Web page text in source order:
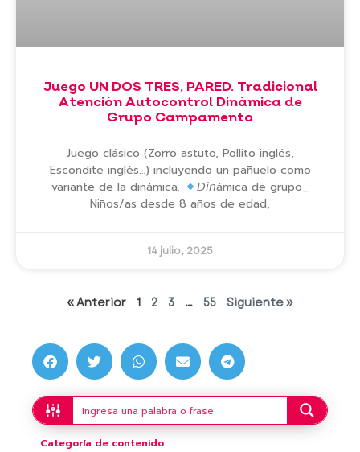
Juego UN DOS TRES, PARED. Tradicional
Atención Autocontrol Dinámica de
Grupo Campamento
Juego clásico (Zorro astuto, Pollito inglés,
Escondite inglés…) incluyendo un pañuelo como
variante de la dinámica.
𝘋𝘪𝘯ámica de grupo_
Niños/as desde 8 años de edad,
14 julio, 2025
« Anterior 1 2 3 … 55 Siguiente »
Categoría de contenido